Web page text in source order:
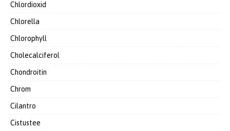
Chlordioxid
Chlorella
Chlorophyll
Cholecalciferol
Chondroitin
Chrom
Cilantro
Cistustee